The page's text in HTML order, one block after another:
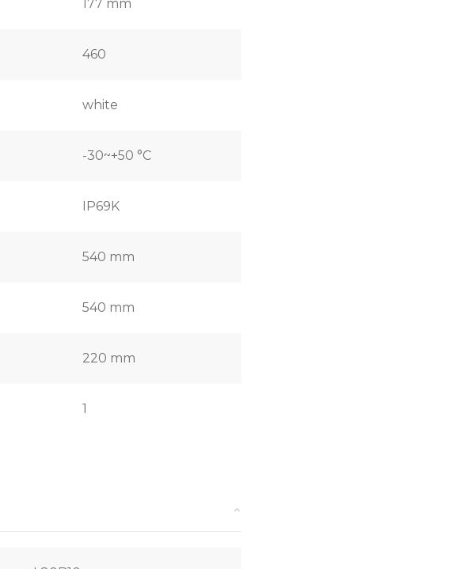
177 mm
460
white
-30~+50 °C
IP69K
540 mm
540 mm
220 mm
1